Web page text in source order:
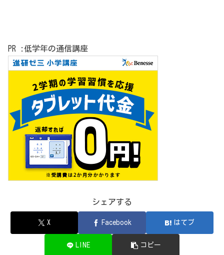
PR :低学年の通信講座
シェアする
X Facebook はてブ
LINE コピー